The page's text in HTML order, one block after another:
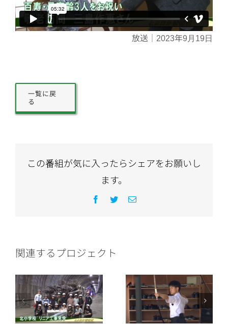
放送｜2023年9月19日
一覧に戻
る
この番組が気に入ったらシェアをお願いし
ます。
Facebook
Twitter電
関連するプロジェクト